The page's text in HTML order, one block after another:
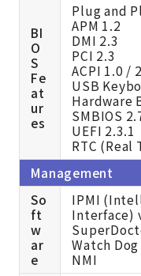
BI
O
S
Fe
at
ur
es
Plug and
APM 1.2
DMI 2.3
PCI 2.3
ACPI 1.0 /
USB
Hardware
SMBIOS
UEFI 2.3.1
RTC (Real
Management
So
ft
w
ar
e
IPMI
Interface)
Watch Dog
NMI